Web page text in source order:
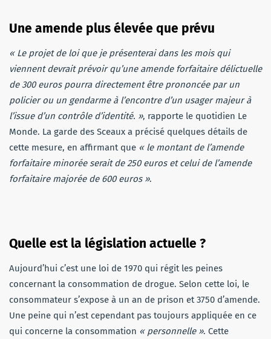
Une amende plus élevée que prévu
« Le projet de loi que je présenterai dans les mois qui
viennent devrait prévoir qu’une amende forfaitaire délictuelle
de 300eurospourra directement être prononcée par un
policier ou un gendarme à l’encontre d’un usager majeur à
l’issue d’un contrôle d’identité. », rapporte le quotidien Le
Monde. La garde des Sceaux a précisé quelques détails de
cette mesure, en affirmant que « le montant de l’amende
forfaitaire minorée serait de 250euroset celui de l’amende
forfaitaire majorée de 600euros».
Quelle est la législation actuelle ?
Aujourd’hui c’est une loi de 1970 qui régit les peines
concernant la consommation de drogue. Selon cette loi, le
consommateur s’expose à un an de prison et3750 d’amende.
Une peine qui n’est cependant pas toujours appliquée en ce
qui concerne la consommation « personnelle ». Cette